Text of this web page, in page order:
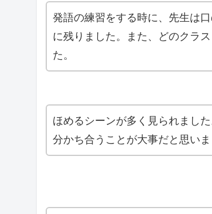
発語の練習をする時に、先生は
に残りました。また、どのクラ
た。
ほめるシーンが多く見られまし
分かち合うことが大事だと思いま